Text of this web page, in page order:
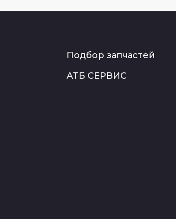
Подбор запчастей
АТБ СЕРВИС